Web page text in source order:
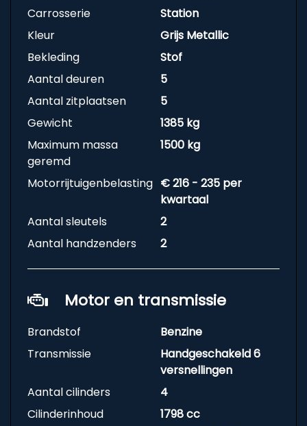
Carrosserie
Station
Kleur
Grijs Metallic
Bekleding
Stof
Aantal deuren
5
Aantal zitplaatsen
5
Gewicht
1385 kg
Maximum massa
geremd
1500 kg
Motorrijtuigenbelasting € 216 - 235 per
kwartaal
Aantal sleutels
2
Aantal handzenders
2
Motor en transmissie
Brandstof
Benzine
Transmissie
Handgeschakeld 6
versnellingen
Aantal cilinders
4
Cilinderinhoud
1798 cc